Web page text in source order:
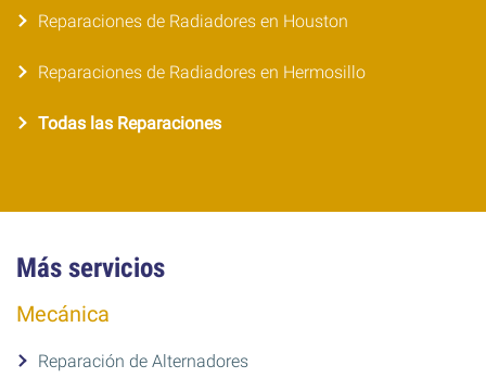
Reparaciones de Radiadores en Houston
Reparaciones de Radiadores en Hermosillo
Todas las Reparaciones
Más servicios
Mecánica
Reparación de Alternadores